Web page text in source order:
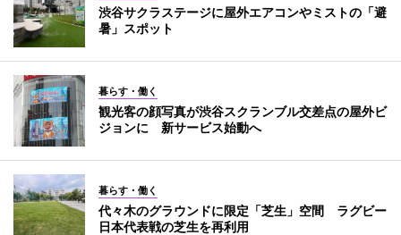
渋谷サクラステージに屋外エアコンやミストの「避
暑」スポット
暮らす・働く
観光客の顔写真が渋谷スクランブル交差点の屋外ビ
ジョンに 新サービス始動へ
暮らす・働く
代々木のグラウンドに限定「芝生」空間 ラグビー
日本代表戦の芝生を再利用